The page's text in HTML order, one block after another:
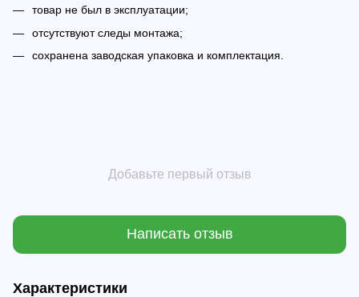
товар не был в эксплуатации;
отсутствуют следы монтажа;
сохранена заводская упаковка и комплектация.
Добавьте первый отзыв
Написать отзыв
Характеристики